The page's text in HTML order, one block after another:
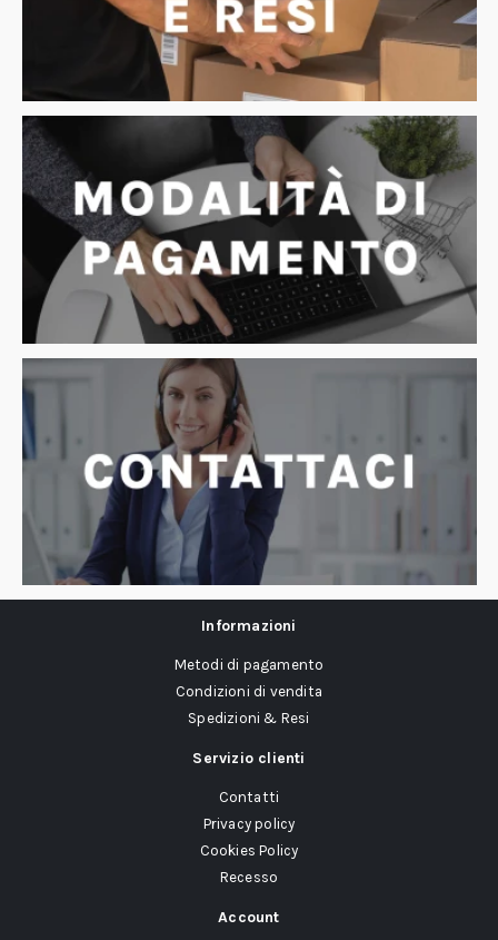
Informazioni
Metodi di pagamento
Condizioni di vendita
Spedizioni & Resi
Servizio clienti
Contatti
Privacy policy
Cookies Policy
Recesso
Account